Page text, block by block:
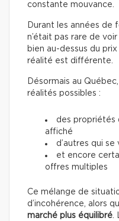
constante mouvance.
Durant les années de
n’était pas rare de
bien au-dessus du prix
réalité est différente.
Désormais au
réalités possibles :
des propriétés
affiché
d’autres qui
et encore
offres multiples
Ce mélange de
d’incohérence, alors
marché plus équilibré.